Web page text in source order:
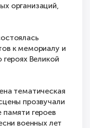
организаций,
к мемориалу и
Великой
тематическая
прозвучали
героев
военных лет